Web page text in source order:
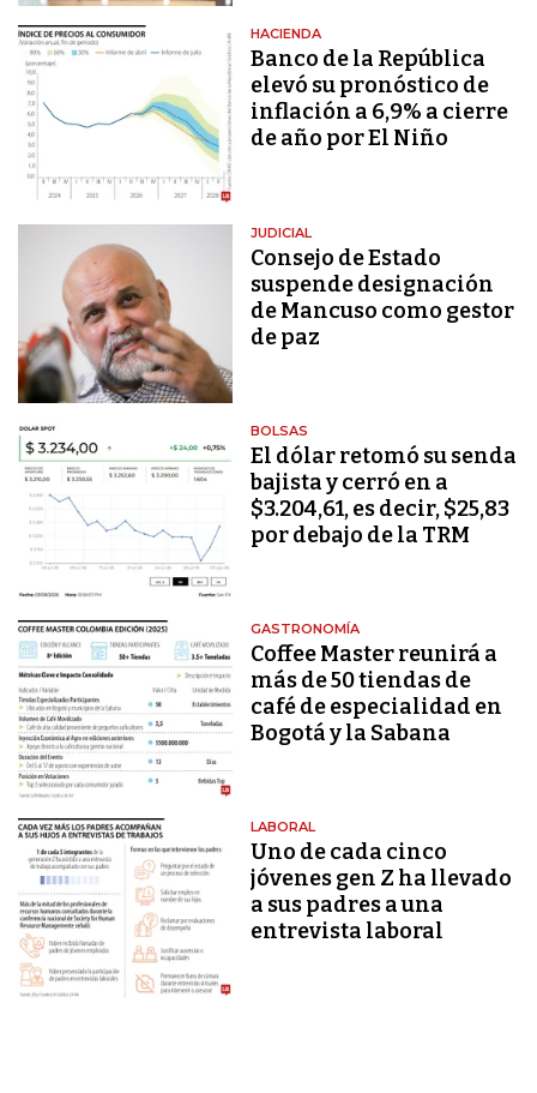
HACIENDA
Banco de la República
elevó su pronóstico de
inflación a 6,9% a cierre
de año por El Niño
JUDICIAL
Consejo de Estado
suspende designación
de Mancuso como gestor
de paz
BOLSAS
El dólar retomó su senda
bajista y cerró en a
$3.204,61, es decir, $25,83
por debajo de la TRM
GASTRONOMÍA
Coffee Master reunirá a
más de 50 tiendas de
café de especialidad en
Bogotá y la Sabana
LABORAL
Uno de cada cinco
jóvenes gen Z ha llevado
a sus padres a una
entrevista laboral